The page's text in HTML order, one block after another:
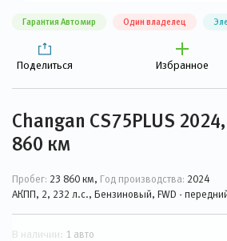
Гарантия Автомир Один владелец
Поделиться Избранное
Changan CS75PLUS
860 км
Пробег: 23 860 км, Год производства: 2024
АКПП, 2, 232 л.с., Бензиновый, FWD -
В наличии: 1 авто